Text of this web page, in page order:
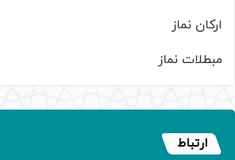
ارکان نماز
مبطلات نماز
ارتباط